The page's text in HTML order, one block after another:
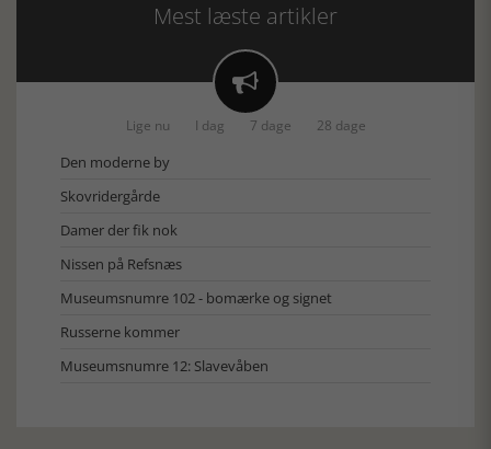
Mest læste artikler

Lige nu I dag 7 dage 28 dage
Den moderne by
Skovridergårde
Damer der fik nok
Nissen på Refsnæs
Museumsnumre 102 - bomærke og signet
Russerne kommer
Museumsnumre 12: Slavevåben